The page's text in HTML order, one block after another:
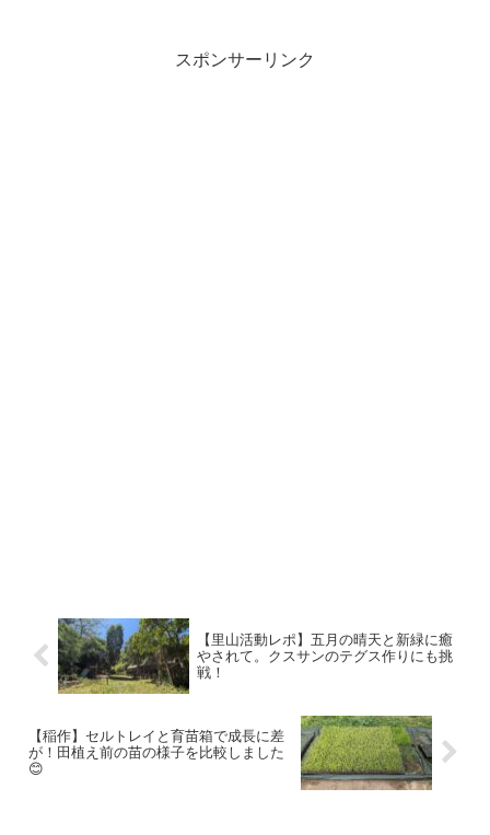
スポンサーリンク
【里山活動レポ】五月の晴天と新緑に癒
やされて。クスサンのテグス作りにも挑
戦！
【稲作】セルトレイと育苗箱で成長に差
が！田植え前の苗の様子を比較しました
😊